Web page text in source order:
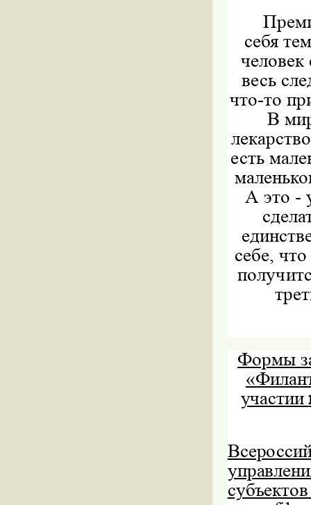
себя
человек
весь
что-то
В
есть
А это -
себе,
Формы
участии